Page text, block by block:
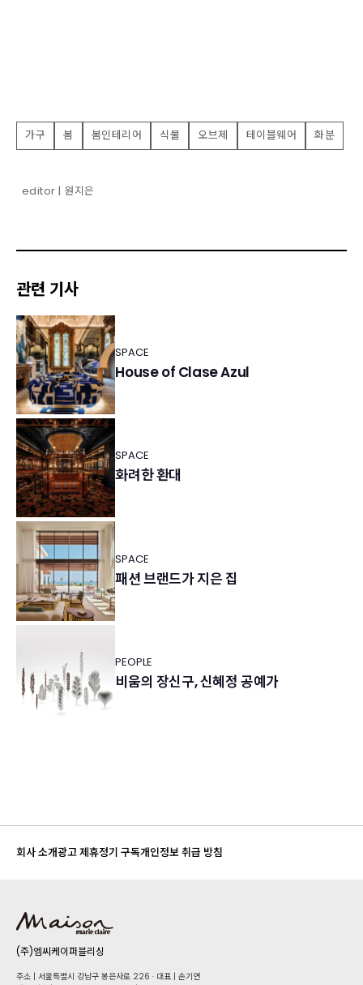
가구 봄 봄인테리어 식물 오브제 테이블웨어 화분
editor | 원지은
관련 기사
SPACE
House of Clase Azul
SPACE
화려한 환대
SPACE
패션 브랜드가 지은 집
PEOPLE
비움의 장신구, 신혜정 공예가
회사 소개광고 제휴정기 구독개인정보 취급 방침
(주)엠씨케이퍼블리싱
주소 | 서울특별시 강남구 봉은사로 226 · 대표 | 손기연